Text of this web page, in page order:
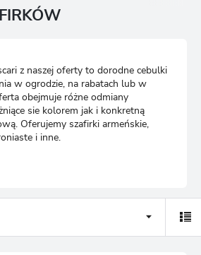
z naszej oferty to dorodne cebulki
w ogrodzie, na rabatach lub w
obejmuje różne odmiany
sie kolorem jak i konkretną
Oferujemy szafirki armeńskie,
i inne.